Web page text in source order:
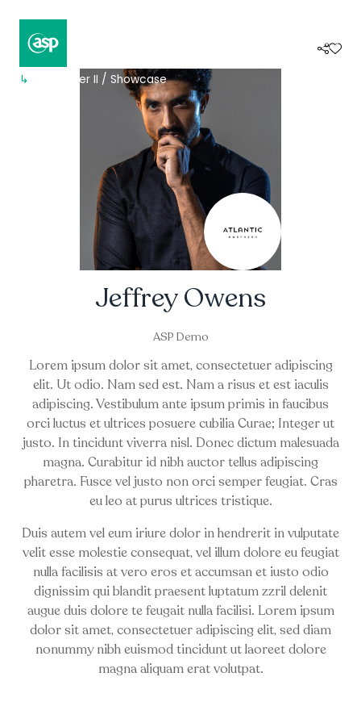
↳ Composer II / Showcase
Jeffrey Owens
ASP Demo
Lorem ipsum dolor sit amet, consectetuer adipiscing
elit. Ut odio. Nam sed est. Nam a risus et est iaculis
adipiscing. Vestibulum ante ipsum primis in faucibus
orci luctus et ultrices posuere cubilia Curae; Integer ut
justo. In tincidunt viverra nisl. Donec dictum malesuada
magna. Curabitur id nibh auctor tellus adipiscing
pharetra. Fusce vel justo non orci semper feugiat. Cras
eu leo at purus ultrices tristique.
Duis autem vel eum iriure dolor in hendrerit in vulputate
velit esse molestie consequat, vel illum dolore eu feugiat
nulla facilisis at vero eros et accumsan et iusto odio
dignissim qui blandit praesent luptatum zzril delenit
augue duis dolore te feugait nulla facilisi. Lorem ipsum
dolor sit amet, consectetuer adipiscing elit, sed diam
nonummy nibh euismod tincidunt ut laoreet dolore
magna aliquam erat volutpat.